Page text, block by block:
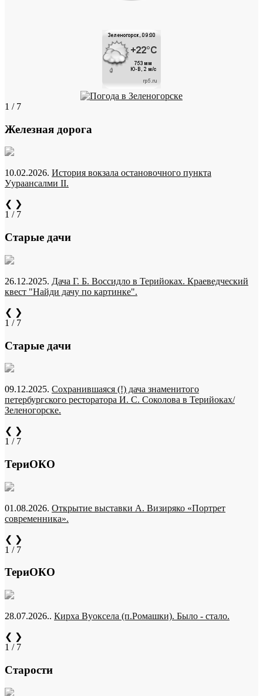
1 / 7
Железная дорога
10.02.2026. История вокзала остановочного пункта
Уураансалми II.
❮ ❯
1 / 7
Старые дачи
26.12.2025. Дача Г. Б. Воссидло в Терийоках. Краеведческий
квест "Найди дачу по картинке".
❮ ❯
1 / 7
Старые дачи
09.12.2025. Сохранившаяся (!) дача знаменитого
петербургского ресторатора И. С. Соколова в Терийоках/
Зеленогорске.
❮ ❯
1 / 7
ТериОКО
01.08.2026. Открытие выставки А. Визиряко «Портрет
современника».
❮ ❯
1 / 7
ТериОКО
28.07.2026.. Кирха Вуоксела (п.Ромашки). Было - стало.
❮ ❯
1 / 7
Старости